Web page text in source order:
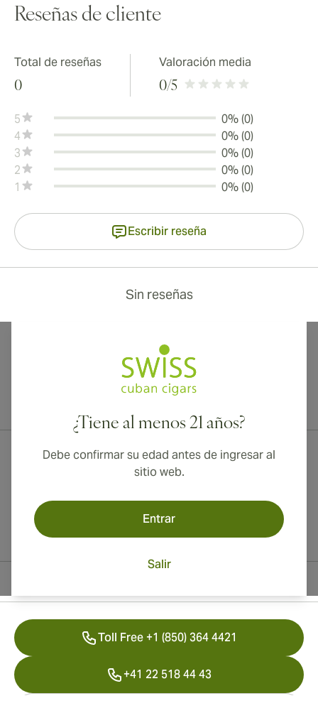
Reseñas de cliente
Total de reseñas
0
Valoración media
0/5
5
0% (0)
4
0% (0)
3
0% (0)
2
0% (0)
1
0% (0)
Escribir reseña
Sin reseñas
¿Tiene al menos 21 años?
Debe confirmar su edad antes de ingresar al
sitio web.
Entrar
Salir
Toll Free +1 (850) 364 4421
+41 22 518 44 43